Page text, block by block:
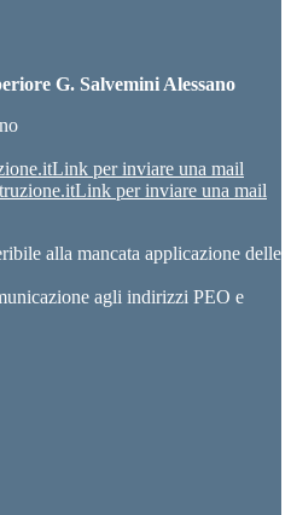
G. Salvemini Alessano
Link per inviare una mail
Link per inviare una mail
alla mancata applicazione delle
agli indirizzi PEO e